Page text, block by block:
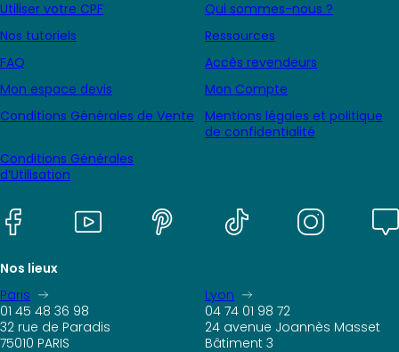
Utiliser votre CPF
Qui sommes-nous ?
Nos tutoriels
Ressources
FAQ
Accès revendeurs
Mon espace devis
Mon Compte
Conditions Générales de Vente
Mentions légales et politique
de confidentialité
Conditions Générales
d’Utilisation
Nos lieux
Paris
01 45 48 36 98
32 rue de Paradis
75010 PARIS
Lyon
04 74 01 98 72
24 avenue Joannès Masset
Bâtiment 3